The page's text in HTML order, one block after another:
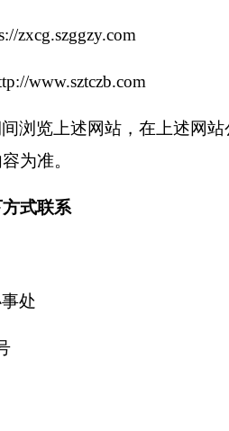
zxcg.szggzy.com
www.sztczb.com
浏览上述网站，在上述网
为准。
式联系
处